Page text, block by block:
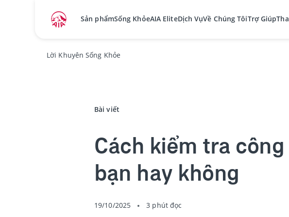
Sản phẩmSống KhỏeAIA EliteDịch VụVề Chúng TôiTrợ Giúp
Lời Khuyên Sống Khỏe
Bài viết
Cách kiểm tra
bạn hay không
19/10/2025 3 phút đọc